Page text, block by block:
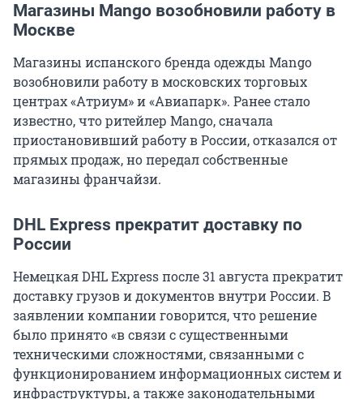
Магазины Mango возобновили работу в
Москве
Магазины испанского бренда одежды Mango
возобновили работу в московских торговых
центрах «Атриум» и «Авиапарк». Ранее стало
известно, что ритейлер Mango, сначала
приостановивший работу в России, отказался от
прямых продаж, но передал собственные
магазины франчайзи.
DHL Express прекратит доставку по
России
Немецкая DHL Express после 31 августа прекратит
доставку грузов и документов внутри России. В
заявлении компании говорится, что решение
было принято «в связи с существенными
техническими сложностями, связанными с
функционированием информационных систем и
инфраструктуры, а также законодательными